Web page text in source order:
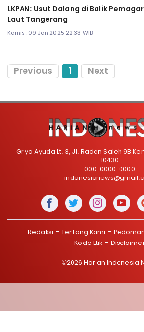
LKPAN: Usut Dalang di Balik
Laut Tangerang
Kamis, 09 Jan 2025 22:33 WIB
Previous 1 Next
Griya Ayuda Lt. 3, Jl. Raden Saleh 9B
10430
000-0000-0000
Redaksi Tentang Kami
Kode Etik
©2026 Harian Indonesia